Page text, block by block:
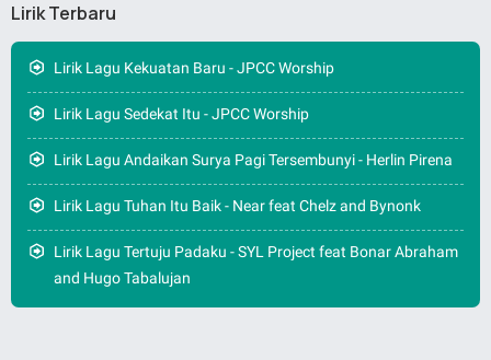
Lirik Terbaru
Lirik Lagu Kekuatan Baru - JPCC Worship
Lirik Lagu Sedekat Itu - JPCC Worship
Lirik Lagu Andaikan Surya Pagi Tersembunyi - Herlin Pirena
Lirik Lagu Tuhan Itu Baik - Near feat Chelz and Bynonk
Lirik Lagu Tertuju Padaku - SYL Project feat Bonar Abraham
and Hugo Tabalujan